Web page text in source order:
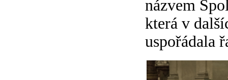
názvem
která v
uspořádala